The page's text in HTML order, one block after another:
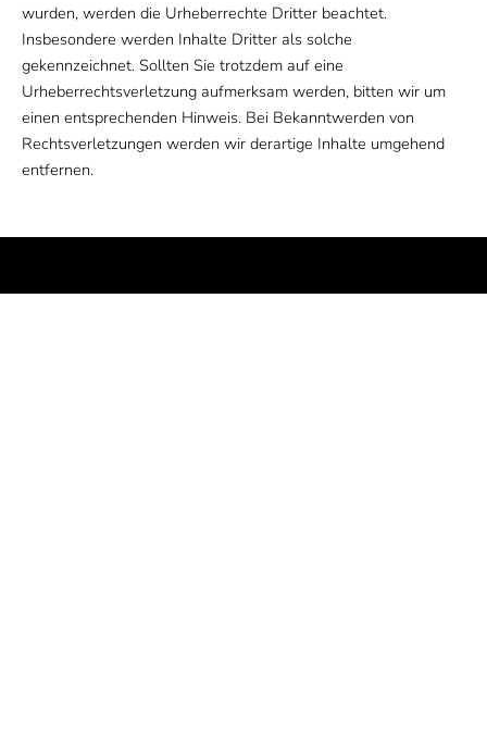
wurden, werden die Urheberrechte Dritter beachtet.
Insbesondere werden Inhalte Dritter als solche
gekennzeichnet. Sollten Sie trotzdem auf eine
Urheberrechtsverletzung aufmerksam werden, bitten wir um
einen entsprechenden Hinweis. Bei Bekanntwerden von
Rechtsverletzungen werden wir derartige Inhalte umgehend
entfernen.